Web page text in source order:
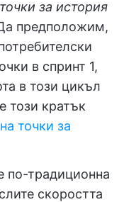
за история
предположим,
в спринт 1,
в този цикъл
този кратък
точки за
по-традиционна
скоростта